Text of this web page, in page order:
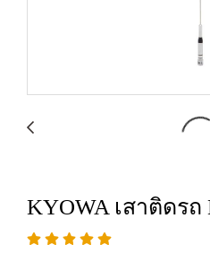
KYOWA เสาติดรถ